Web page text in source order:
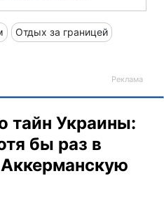
Отдых за границей
тайн Украины:
бы раз в